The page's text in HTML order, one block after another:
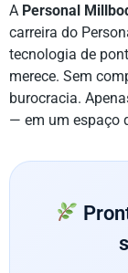
A Personal
carreira do
tecnologia de
merece. Sem
burocracia.
— em um espaço